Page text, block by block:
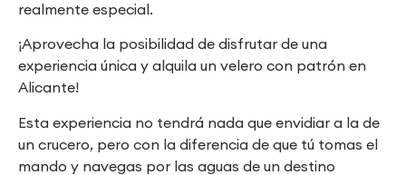
realmente especial.
¡Aprovecha la posibilidad de disfrutar de una
experiencia única y alquila un velero con patrón en
Alicante!
Esta experiencia no tendrá nada que envidiar a la de
un crucero, pero con la diferencia de que tú tomas el
mando y navegas por las aguas de un destino